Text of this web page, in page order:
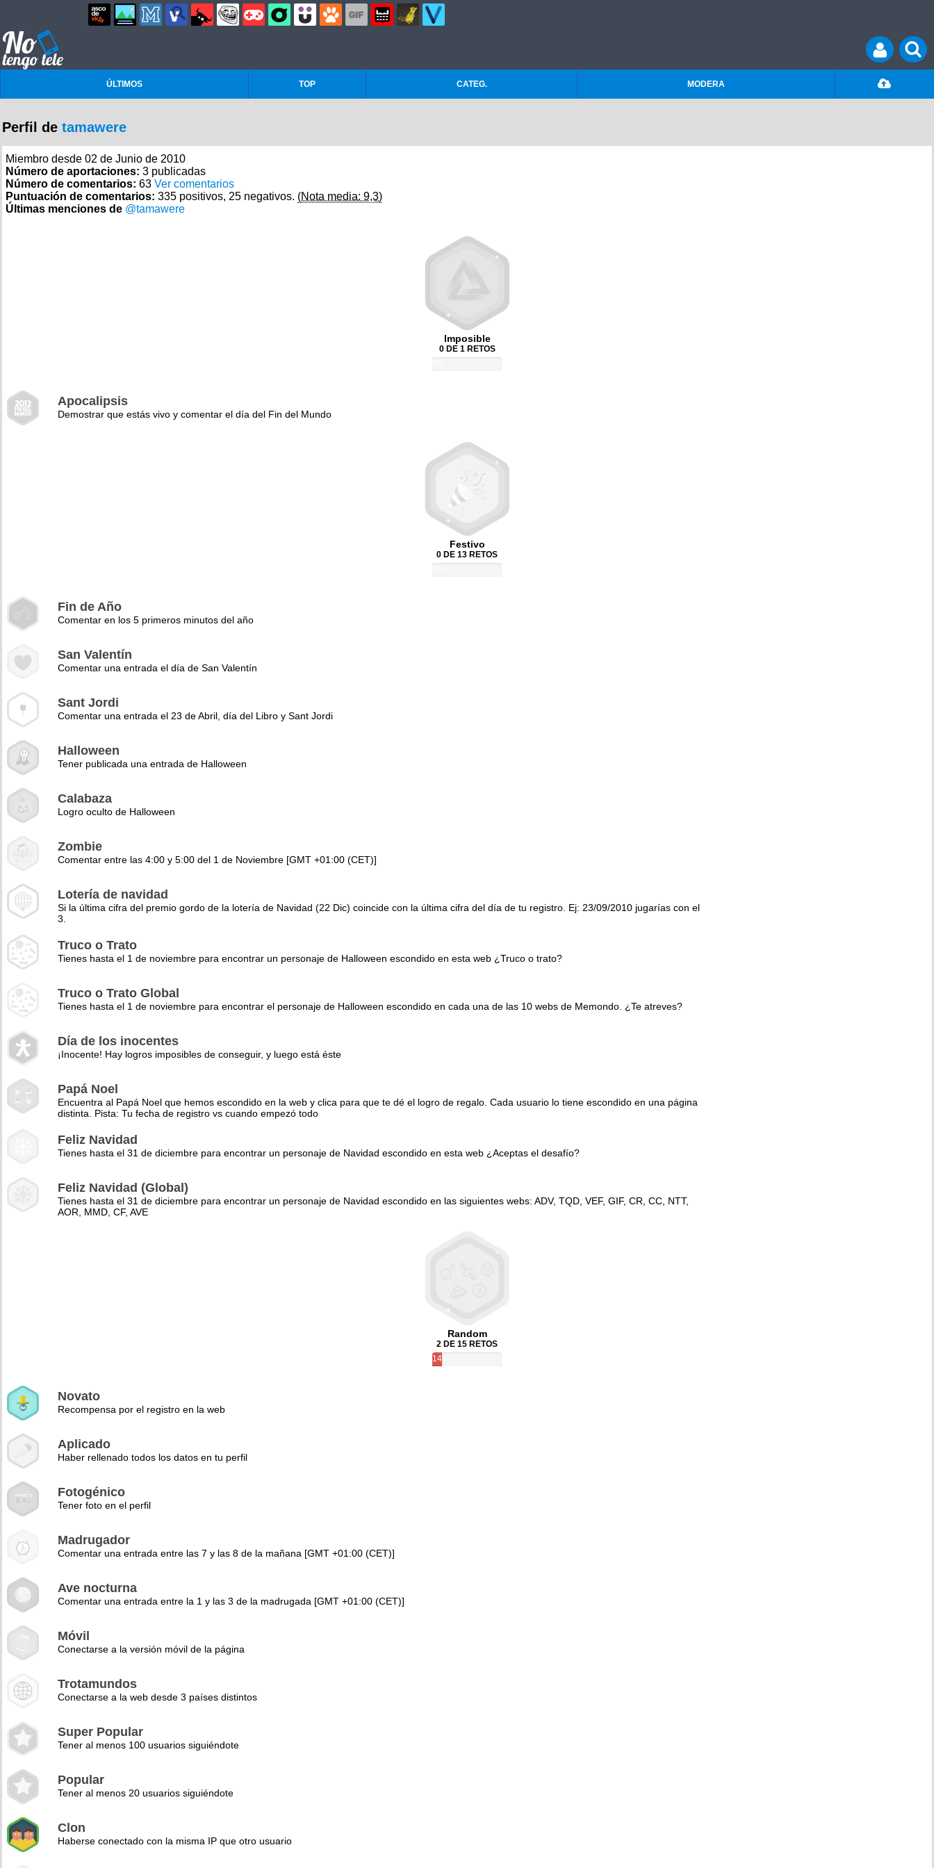
ÚLTIMOS TOP CATEG. MODERA
Perfil de tamawere
Miembro desde 02 de Junio de 2010
Número de aportaciones: 3 publicadas
Número de comentarios: 63 Ver comentarios
Puntuación de comentarios: 335 positivos, 25 negativos. (Nota media: 9,3)
Últimas menciones de @tamawere
Imposible
0 DE 1 RETOS
Apocalipsis
Demostrar que estás vivo y comentar el día del Fin del Mundo
Festivo
0 DE 13 RETOS
Fin de Año
Comentar en los 5 primeros minutos del año
San Valentín
Comentar una entrada el día de San Valentín
Sant Jordi
Comentar una entrada el 23 de Abril, día del Libro y Sant Jordi
Halloween
Tener publicada una entrada de Halloween
Calabaza
Logro oculto de Halloween
Zombie
Comentar entre las 4:00 y 5:00 del 1 de Noviembre [GMT +01:00 (CET)]
Lotería de navidad
Si la última cifra del premio gordo de la lotería de Navidad (22 Dic) coincide con la última cifra del día de tu registro. Ej: 23/09/2010 jugarías con el
3.
Truco o Trato
Tienes hasta el 1 de noviembre para encontrar un personaje de Halloween escondido en esta web ¿Truco o trato?
Truco o Trato Global
Tienes hasta el 1 de noviembre para encontrar el personaje de Halloween escondido en cada una de las 10 webs de Memondo. ¿Te atreves?
Día de los inocentes
¡Inocente! Hay logros imposibles de conseguir, y luego está éste
Papá Noel
Encuentra al Papá Noel que hemos escondido en la web y clica para que te dé el logro de regalo. Cada usuario lo tiene escondido en una página
distinta. Pista: Tu fecha de registro vs cuando empezó todo
Feliz Navidad
Tienes hasta el 31 de diciembre para encontrar un personaje de Navidad escondido en esta web ¿Aceptas el desafío?
Feliz Navidad (Global)
Tienes hasta el 31 de diciembre para encontrar un personaje de Navidad escondido en las siguientes webs: ADV, TQD, VEF, GIF, CR, CC, NTT,
AOR, MMD, CF, AVE
Random
2 DE 15 RETOS
14%
Novato
Recompensa por el registro en la web
Aplicado
Haber rellenado todos los datos en tu perfil
Fotogénico
Tener foto en el perfil
Madrugador
Comentar una entrada entre las 7 y las 8 de la mañana [GMT +01:00 (CET)]
Ave nocturna
Comentar una entrada entre la 1 y las 3 de la madrugada [GMT +01:00 (CET)]
Móvil
Conectarse a la versión móvil de la página
Trotamundos
Conectarse a la web desde 3 países distintos
Super Popular
Tener al menos 100 usuarios siguiéndote
Popular
Tener al menos 20 usuarios siguiéndote
Clon
Haberse conectado con la misma IP que otro usuario